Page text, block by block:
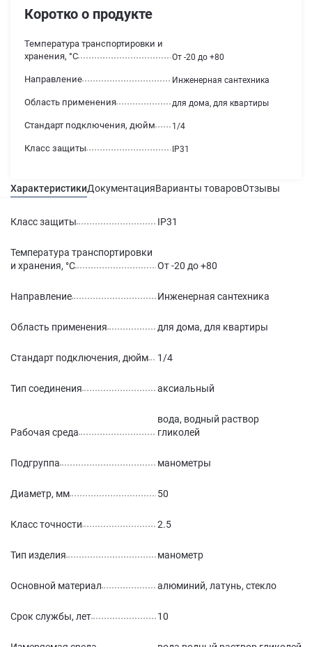
Коротко о продукте
Класс защиты IP31
Температура транспортировки и
хранения, °С
От -20 до +80
Направление Инженерная сантехника
Область применения для дома, для квартиры
Стандарт подключения, дюйм 1/4
ХарактеристикиДокументацияВарианты товаровОтзывы
Класс защиты IP31
Температура транспортировки
и хранения, °С
От -20 до +80
Направление Инженерная сантехника
Область применения для дома, для квартиры
Стандарт подключения, дюйм 1/4
Тип соединения аксиальный
Рабочая среда
вода, водный раствор
гликолей
Подгруппа манометры
Диаметр, мм 50
Класс точности 2.5
Тип изделия манометр
Основной материал алюминий, латунь, стекло
Срок службы, лет 10